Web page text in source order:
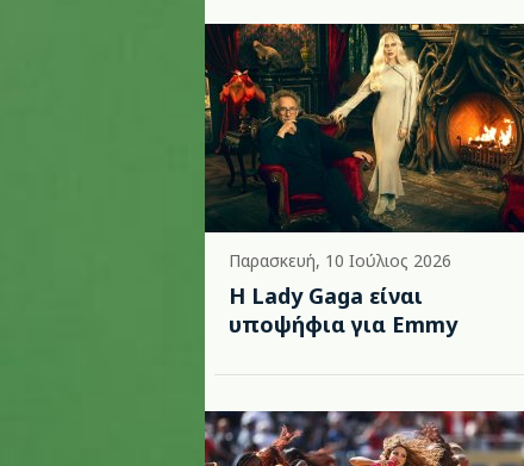
Παρασκευή, 10 Ιούλιος 2026
Η Lady Gaga είναι
υποψήφια για Emmy